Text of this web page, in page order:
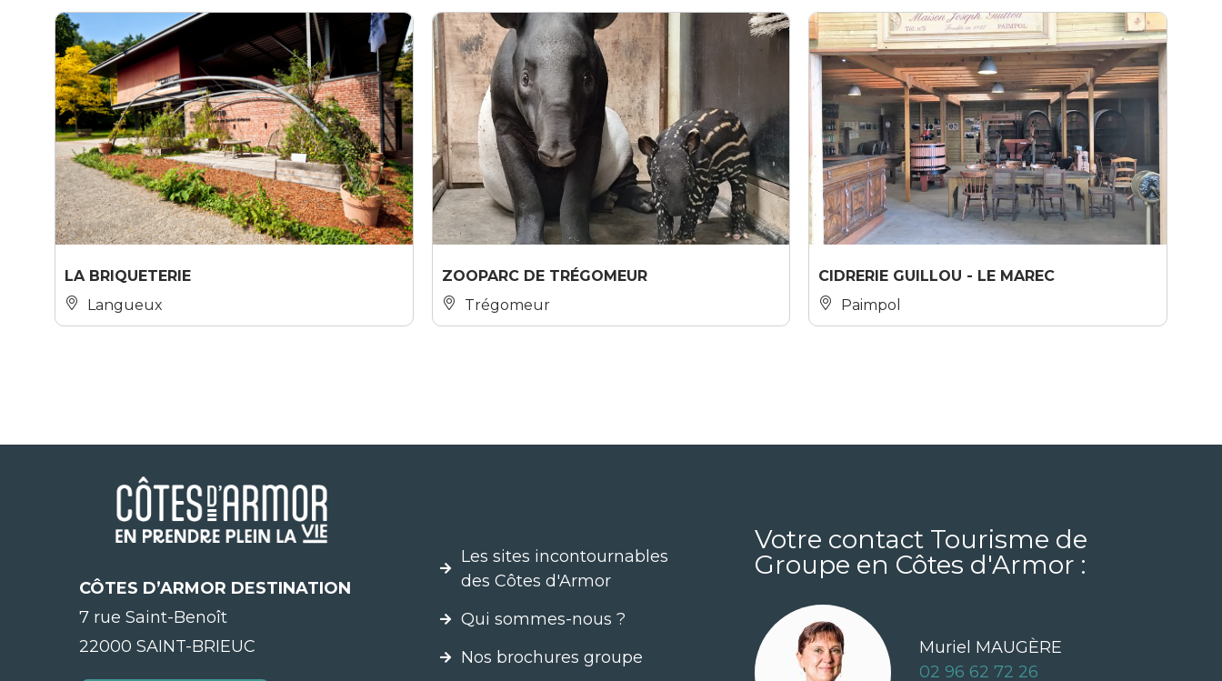
LA BRIQUETERIE
Langueux
ZOOPARC DE TRÉGOMEUR
Trégomeur
CIDRERIE GUILLOU - LE MAREC
Paimpol
CÔTES D’ARMOR DESTINATION
7 rue Saint-Benoît
22000 SAINT-BRIEUC
Les sites incontournables
des Côtes d'Armor
Qui sommes-nous ?
Nos brochures groupe
Votre contact Tourisme de
Groupe en Côtes d'Armor :
Muriel MAUGÈRE
02 96 62 72 26